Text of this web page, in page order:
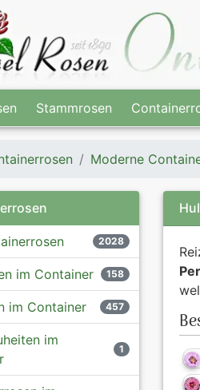
Stammrosen
Moderne
2028
im Container 158
im Container 457
im
1